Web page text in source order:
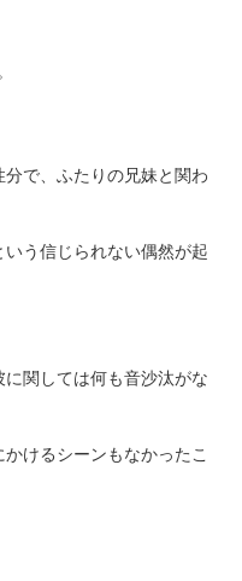
で、ふたりの兄妹と関わ
う信じられない偶然が起
関しては何も音沙汰がな
けるシーンもなかったこ